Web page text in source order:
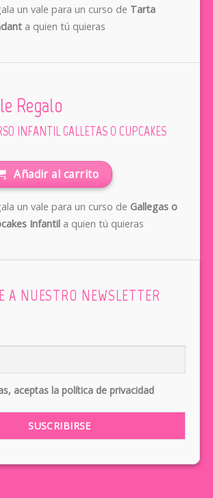
un vale para un curso de Tarta
a quien tú quieras
Regalo
INFANTIL GALLETAS O CUPCAKES
Añadir al carrito
un vale para un curso de Gallegas o
Infantila quien tú quieras
A NUESTRO NEWSLETTER
aceptas la política de privacidad